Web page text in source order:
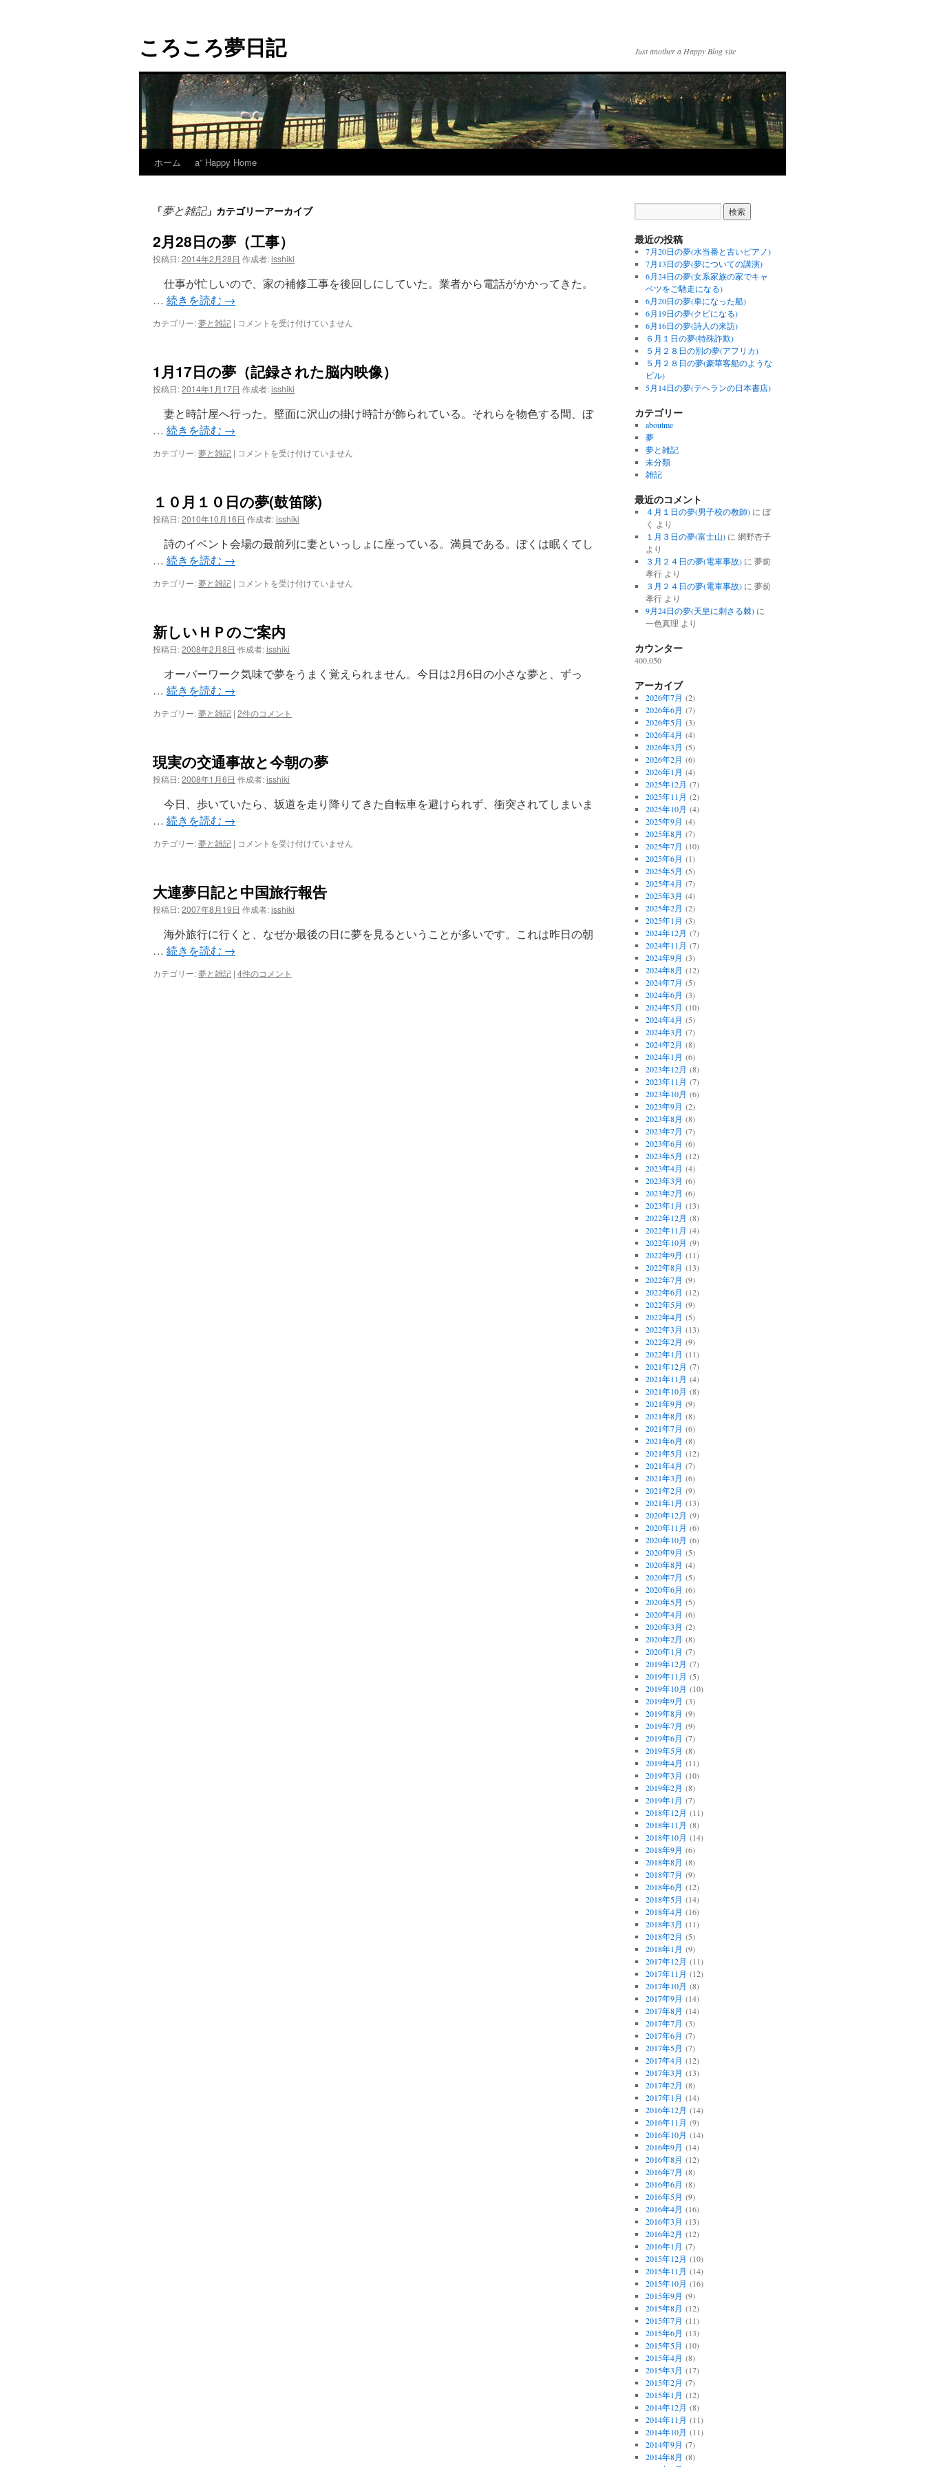
テ
ン
へ
ス
キ
ッ
プ
ころころ夢日記 Just another a Happy Blog site
ホーム a” Happy Home
「夢と雑記」カテゴリーアーカイブ
2月28日の夢（工事）
投稿日:2014年2月28日 作成者:isshiki
仕事が忙しいので、家の補修工事を後回しにしていた。業者から電話がかかってきた。
… 続きを読む →
カテゴリー:夢と雑記 | 2
夢
（工
事）
は
コメントを受け付けていません
1月17日の夢（記録された脳内映像）
投稿日:2014年1月17日 作成者:isshiki
妻と時計屋へ行った。壁面に沢山の掛け時計が飾られている。それらを物色する間、ぼ
… 続きを読む →
カテゴリー:夢と雑記 | 1
の
夢
（記
録
さ
脳
像）
は
コメントを受け付けていません
１０月１０日の夢(鼓笛隊)
投稿日:2010年10月16日 作成者:isshiki
詩のイベント会場の最前列に妻といっしょに座っている。満員である。ぼくは眠くてし
… 続きを読む →
カテゴリー:夢と雑記 | １
０
日
の
夢
(鼓
は
コメントを受け付けていません
新しいＨＰのご案内
投稿日:2008年2月8日 作成者:isshiki
オーバーワーク気味で夢をうまく覚えられません。今日は2月6日の小さな夢と、ずっ
… 続きを読む →
カテゴリー:夢と雑記 | 2件のコメント
現実の交通事故と今朝の夢
投稿日:2008年1月6日 作成者:isshiki
今日、歩いていたら、坂道を走り降りてきた自転車を避けられず、衝突されてしまいま
… 続きを読む →
カテゴリー:夢と雑記 | 現
通
事
故
と
今
夢
コメントを受け付けていません
大連夢日記と中国旅行報告
投稿日:2007年8月19日 作成者:isshiki
海外旅行に行くと、なぜか最後の日に夢を見るということが多いです。これは昨日の朝
… 続きを読む →
カテゴリー:夢と雑記 | 4件のコメント
最近の投稿
7月20日の夢(水当番と古いピアノ)
7月13日の夢(夢についての講演)
6月24日の夢(女系家族の家でキャ
ベツをご馳走になる)
6月20日の夢(車になった船)
6月19日の夢(クビになる)
6月16日の夢(詩人の来訪)
６月１日の夢(特殊詐欺)
５月２８日の別の夢(アフリカ)
５月２８日の夢(豪華客船のような
ビル)
5月14日の夢(テヘランの日本書店)
カテゴリー
aboutme
夢
夢と雑記
未分類
雑記
最近のコメント
４月１日の夢(男子校の教師)に ぼ
く より
１月３日の夢(富士山)に 網野杏子
より
３月２４日の夢(電車事故)に 夢前
孝行より
３月２４日の夢(電車事故)に 夢前
孝行より
9月24日の夢(天皇に刺さる棘)に
一色真理 より
カウンター
400,050
アーカイブ
2026年7月 (2)
2026年6月 (7)
2026年5月 (3)
2026年4月 (4)
2026年3月 (5)
2026年2月 (6)
2026年1月 (4)
2025年12月 (7)
2025年11月 (2)
2025年10月 (4)
2025年9月 (4)
2025年8月 (7)
2025年7月 (10)
2025年6月 (1)
2025年5月 (5)
2025年4月 (7)
2025年3月 (4)
2025年2月 (2)
2025年1月 (3)
2024年12月 (7)
2024年11月 (7)
2024年9月 (3)
2024年8月 (12)
2024年7月 (5)
2024年6月 (3)
2024年5月 (10)
2024年4月 (5)
2024年3月 (7)
2024年2月 (8)
2024年1月 (6)
2023年12月 (8)
2023年11月 (7)
2023年10月 (6)
2023年9月 (2)
2023年8月 (8)
2023年7月 (7)
2023年6月 (6)
2023年5月 (12)
2023年4月 (4)
2023年3月 (6)
2023年2月 (6)
2023年1月 (13)
2022年12月 (8)
2022年11月 (4)
2022年10月 (9)
2022年9月 (11)
2022年8月 (13)
2022年7月 (9)
2022年6月 (12)
2022年5月 (9)
2022年4月 (5)
2022年3月 (13)
2022年2月 (9)
2022年1月 (11)
2021年12月 (7)
2021年11月 (4)
2021年10月 (8)
2021年9月 (9)
2021年8月 (8)
2021年7月 (6)
2021年6月 (8)
2021年5月 (12)
2021年4月 (7)
2021年3月 (6)
2021年2月 (9)
2021年1月 (13)
2020年12月 (9)
2020年11月 (6)
2020年10月 (6)
2020年9月 (5)
2020年8月 (4)
2020年7月 (5)
2020年6月 (6)
2020年5月 (5)
2020年4月 (6)
2020年3月 (2)
2020年2月 (8)
2020年1月 (7)
2019年12月 (7)
2019年11月 (5)
2019年10月 (10)
2019年9月 (3)
2019年8月 (9)
2019年7月 (9)
2019年6月 (7)
2019年5月 (8)
2019年4月 (11)
2019年3月 (10)
2019年2月 (8)
2019年1月 (7)
2018年12月 (11)
2018年11月 (8)
2018年10月 (14)
2018年9月 (6)
2018年8月 (8)
2018年7月 (9)
2018年6月 (12)
2018年5月 (14)
2018年4月 (16)
2018年3月 (11)
2018年2月 (5)
2018年1月 (9)
2017年12月 (11)
2017年11月 (12)
2017年10月 (8)
2017年9月 (14)
2017年8月 (14)
2017年7月 (3)
2017年6月 (7)
2017年5月 (7)
2017年4月 (12)
2017年3月 (13)
2017年2月 (8)
2017年1月 (14)
2016年12月 (14)
2016年11月 (9)
2016年10月 (14)
2016年9月 (14)
2016年8月 (12)
2016年7月 (8)
2016年6月 (8)
2016年5月 (9)
2016年4月 (16)
2016年3月 (13)
2016年2月 (12)
2016年1月 (7)
2015年12月 (10)
2015年11月 (14)
2015年10月 (16)
2015年9月 (9)
2015年8月 (12)
2015年7月 (11)
2015年6月 (13)
2015年5月 (10)
2015年4月 (8)
2015年3月 (17)
2015年2月 (7)
2015年1月 (12)
2014年12月 (8)
2014年11月 (11)
2014年10月 (11)
2014年9月 (7)
2014年8月 (8)